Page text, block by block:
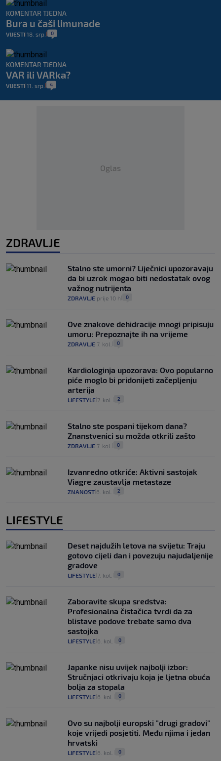
KOMENTAR TJEDNA
Bura u čaši limunade
VIJESTI 18. srp. 0
KOMENTAR TJEDNA
VAR ili VARka?
VIJESTI 11. srp. 4
Oglas
ZDRAVLJE
Stalno ste umorni? Liječnici upozoravaju
da bi uzrok mogao biti nedostatak ovog
važnog nutrijenta
ZDRAVLJE prije 10 h 0
Ove znakove dehidracije mnogi pripisuju
umoru: Prepoznajte ih na vrijeme
ZDRAVLJE 7. kol. 0
Kardiologinja upozorava: Ovo popularno
piće moglo bi pridonijeti začepljenju
arterija
LIFESTYLE 7. kol. 2
Stalno ste pospani tijekom dana?
Znanstvenici su možda otkrili zašto
ZDRAVLJE 7. kol. 0
Izvanredno otkriće: Aktivni sastojak
Viagre zaustavlja metastaze
ZNANOST 6. kol. 2
LIFESTYLE
Deset najdužih letova na svijetu: Traju
gotovo cijeli dan i povezuju najudaljenije
gradove
LIFESTYLE 7. kol. 0
Zaboravite skupa sredstva:
Profesionalna čistačica tvrdi da za
blistave podove trebate samo dva
sastojka
LIFESTYLE 6. kol. 0
Japanke nisu uvijek najbolji izbor:
Stručnjaci otkrivaju koja je ljetna obuća
bolja za stopala
LIFESTYLE 6. kol. 0
Ovo su najbolji europski "drugi gradovi"
koje vrijedi posjetiti. Među njima i jedan
hrvatski
LIFESTYLE 6. kol. 0